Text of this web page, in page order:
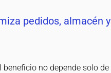
pedidos, almacén y
no depende solo de